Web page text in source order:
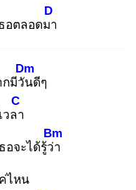
อตลอดมา
D
กมีวัน
Dm
ดีๆ
วลา
C
อจะได้รู้ว่า
Bm
ไหน